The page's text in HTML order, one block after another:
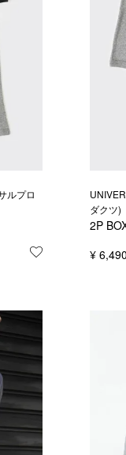
ルプロ
お気に入りに登
ダクツ)
2P
¥ 6,490